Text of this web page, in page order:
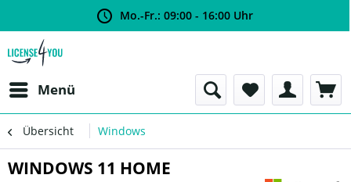
Mo.-Fr.: 09:00 - 16:00 Uhr
Menü
Übersicht Windows
WINDOWS 11 HOME